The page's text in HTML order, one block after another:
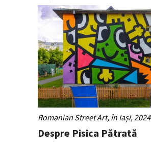
Romanian Street Art, în Iași, 2024
Despre Pisica Pătrată